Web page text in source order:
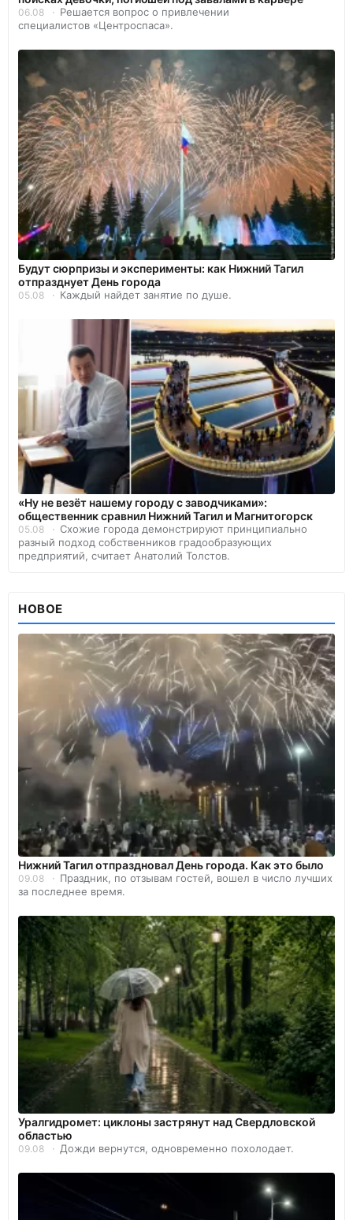
06.08
Решается вопрос о привлечении
специалистов «Центроспаса».
Будут сюрпризы и эксперименты: как Нижний Тагил
отпразднует День города
05.08 Каждый найдет занятие по душе.
«Ну не везёт нашему городу с заводчиками»:
общественник сравнил Нижний Тагил и Магнитогорск
05.08
Схожие города демонстрируют принципиально
разный подход собственников градообразующих
предприятий, считает Анатолий Толстов.
НОВОЕ
Нижний Тагил отпраздновал День города. Как это было
09.08
Праздник, по отзывам гостей, вошел в число лучших
за последнее время.
Уралгидромет: циклоны застрянут над Свердловской
областью
09.08 Дожди вернутся, одновременно похолодает.